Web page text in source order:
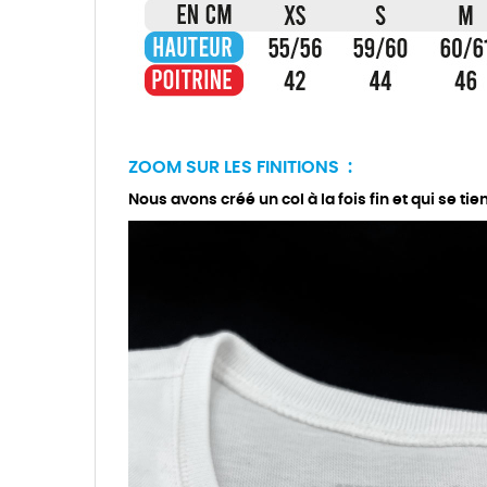
ZOOM SUR LES FINITIONS :
Nous avons créé un col à la fois fin et qui se